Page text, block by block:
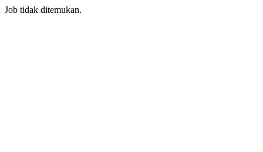
Job tidak ditemukan.